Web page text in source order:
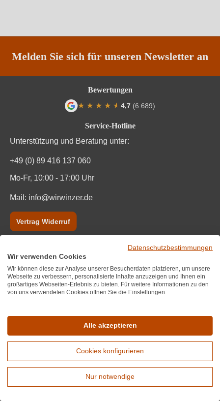
Melden Sie sich für unseren Newsletter an
Service-Hotline
Unterstützung und Beratung unter:
+49 (0) 89 416 137 060
Mo-Fr, 10:00 - 17:00 Uhr
Mail: info@wirwinzer.de
Vertrag Widerruf
Informationen
Datenschutz
FAQ
Blog
Bewertungen
★ ★ ★ ★ ★
★ 4,7 (6.689)
Erweiterte Suche
Datenschutzbestimmungen
Wir verwenden Cookies
Wir können diese zur Analyse unserer Besucherdaten platzieren, um unsere
Webseite zu verbessern, personalisierte Inhalte anzuzeigen und Ihnen ein
großartiges Webseiten-Erlebnis zu bieten. Für weitere Informationen zu den
von uns verwendeten Cookies öffnen Sie die Einstellungen.
Alle akzeptieren
Cookies konfigurieren
Nur notwendige